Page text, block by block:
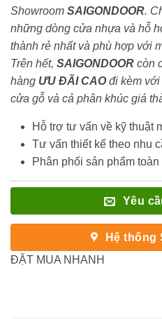
Showroom SAIGONDOOR.
những dòng cửa nhựa và hỗ
thành rẻ nhất và phù hợp với
Trên hết, SAIGONDOOR còn
hàng ƯU ĐÃI CAOđi kèm
cửa gỗ và cả phân khúc giá
Hỗ trợ tư vấn về kỹ thuật
Tư vấn thiết kế theo nhu
Phân phối sản phẩm toàn
Yêu
Hệ thống
ĐẶT MUA NHANH